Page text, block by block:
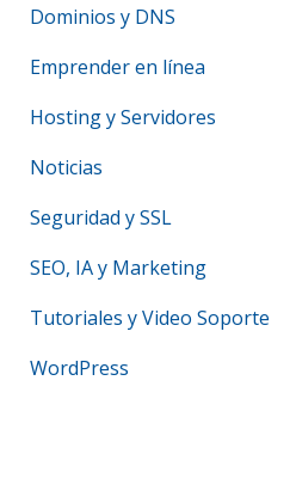
Dominios y DNS
Emprender en línea
Hosting y Servidores
Noticias
Seguridad y SSL
SEO, IA y Marketing
Tutoriales y Video Soporte
WordPress